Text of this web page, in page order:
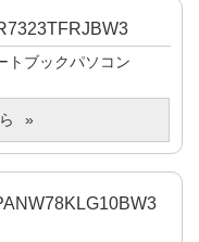
トブックパソコン